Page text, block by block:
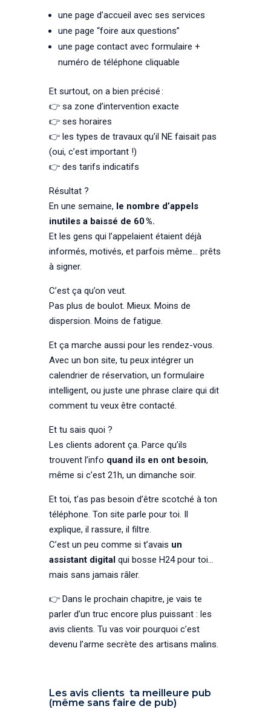
une page d’accueil avec ses services
une page “foire aux questions”
une page contact avec formulaire +
numéro de téléphone cliquable
Et surtout, on a bien précisé :
👉 sa zone d’intervention exacte
👉 ses horaires
👉 les types de travaux qu’il NE faisait pas
(oui, c’est important !)
👉 des tarifs indicatifs
Résultat ?
En une semaine, le nombre d’appels
inutiles a baissé de 60 %.
Et les gens qui l’appelaient étaient déjà
informés, motivés, et parfois même… prêts
à signer.
C’est ça qu’on veut.
Pas plus de boulot. Mieux. Moins de
dispersion. Moins de fatigue.
Et ça marche aussi pour les rendez-vous.
Avec un bon site, tu peux intégrer un
calendrier de réservation, un formulaire
intelligent, ou juste une phrase claire qui dit
comment tu veux être contacté.
Et tu sais quoi ?
Les clients adorent ça. Parce qu’ils
trouvent l’info quand ils en ont besoin,
même si c’est 21h, un dimanche soir.
Et toi, t’as pas besoin d’être scotché à ton
téléphone. Ton site parle pour toi. Il
explique, il rassure, il filtre.
C’est un peu comme si t’avais un
assistant digitalqui bosse H24 pour toi…
mais sans jamais râler.
👉 Dans le prochain chapitre, je vais te
parler d’un truc encore plus puissant : les
avis clients. Tu vas voir pourquoi c’est
devenu l’arme secrète des artisans malins.
Les avis clients ta meilleure pub
(même sans faire de pub)